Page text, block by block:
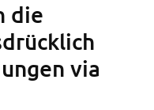
die
via